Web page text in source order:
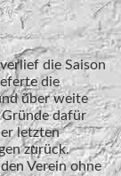
die Saison
die
über weite
dafür
letzten
zurück.
Verein ohne